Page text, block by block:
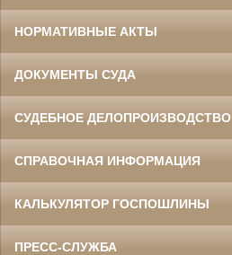
НОРМАТИВНЫЕ АКТЫ
ДОКУМЕНТЫ СУДА
СУДЕБНОЕ ДЕЛОПРОИЗВОДСТВО
СПРАВОЧНАЯ ИНФОРМАЦИЯ
КАЛЬКУЛЯТОР ГОСПОШЛИНЫ
ПРЕСС-СЛУЖБА